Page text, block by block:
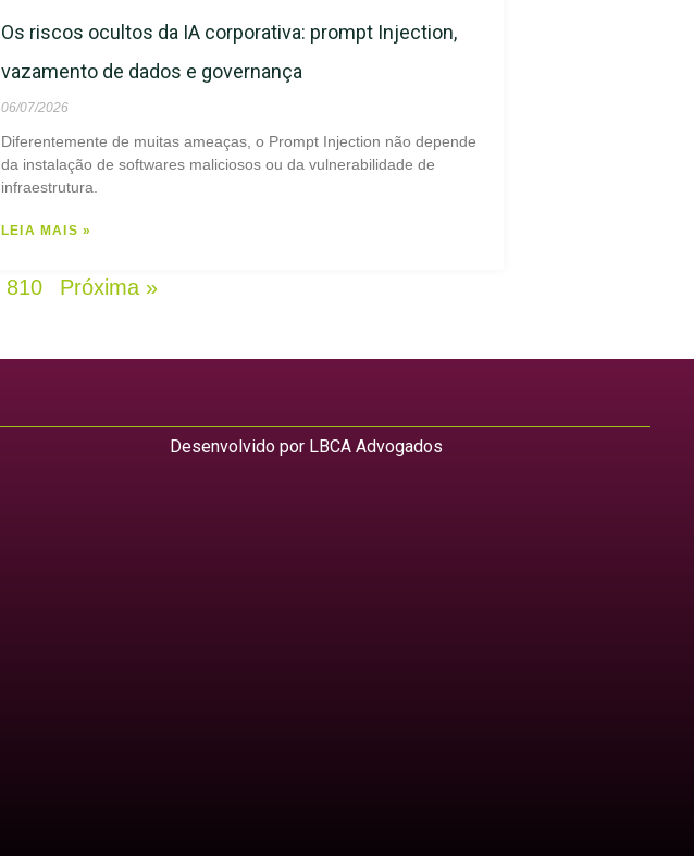
Os riscos ocultos da IA corporativa: prompt Injection,
vazamento de dados e governança
06/07/2026
Diferentemente de muitas ameaças, o Prompt Injection não depende
da instalação de softwares maliciosos ou da vulnerabilidade de
infraestrutura.
LEIA MAIS »
810 Próxima »
Desenvolvido por LBCA Advogados